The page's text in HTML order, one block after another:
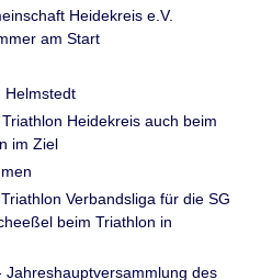
Heidekreis e.V.
am Start
Helmstedt
Heidekreis auch beim
im Ziel
Verbandsliga für die SG
beim Triathlon in
Jahreshauptversammlung des